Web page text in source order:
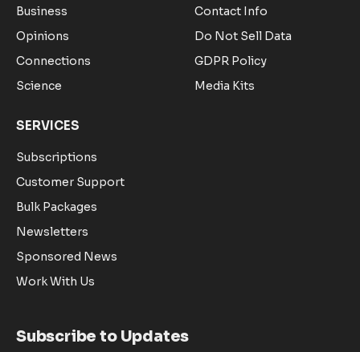
Business
Opinions
Connections
Science
Contact Info
Do Not Sell Data
GDPR Policy
Media Kits
SERVICES
Subscriptions
Customer Support
Bulk Packages
Newsletters
Sponsored News
Work With Us
Subscribe to Updates